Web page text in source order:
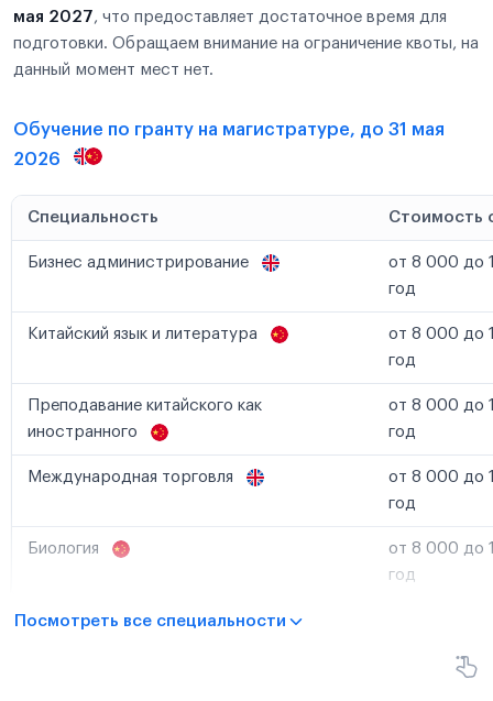
мая 2027, что предоставляет достаточное время для
подготовки. Обращаем внимание на ограничение квоты, на
данный момент мест нет.
Обучение по гранту на магистратуре, до 31 мая
2026
Специальность Стоимость
Бизнес администрирование
от 8 000 до
год
Китайский язык и литература
от 8 000 до
год
Преподавание китайского как
иностранного
от 8 000 до
год
Международная торговля
от 8 000 до
год
Биология
от 8 000 до
год
Посмотреть все специальности